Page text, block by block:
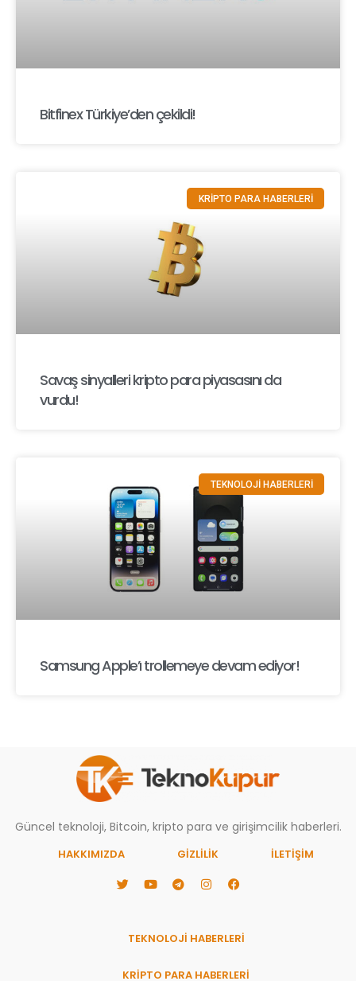
Bitfinex Türkiye’den çekildi!
KRİPTO PARA HABERLERİ
Savaş sinyalleri kripto para piyasasını da
vurdu!
TEKNOLOJİ HABERLERİ
Samsung Apple’ı trollemeye devam ediyor!
Güncel teknoloji, Bitcoin, kripto para ve girişimcilik haberleri.
HAKKIMIZDA GIZLILIK İLETİŞİM
TEKNOLOJİ HABERLERİ
KRİPTO PARA HABERLERİ